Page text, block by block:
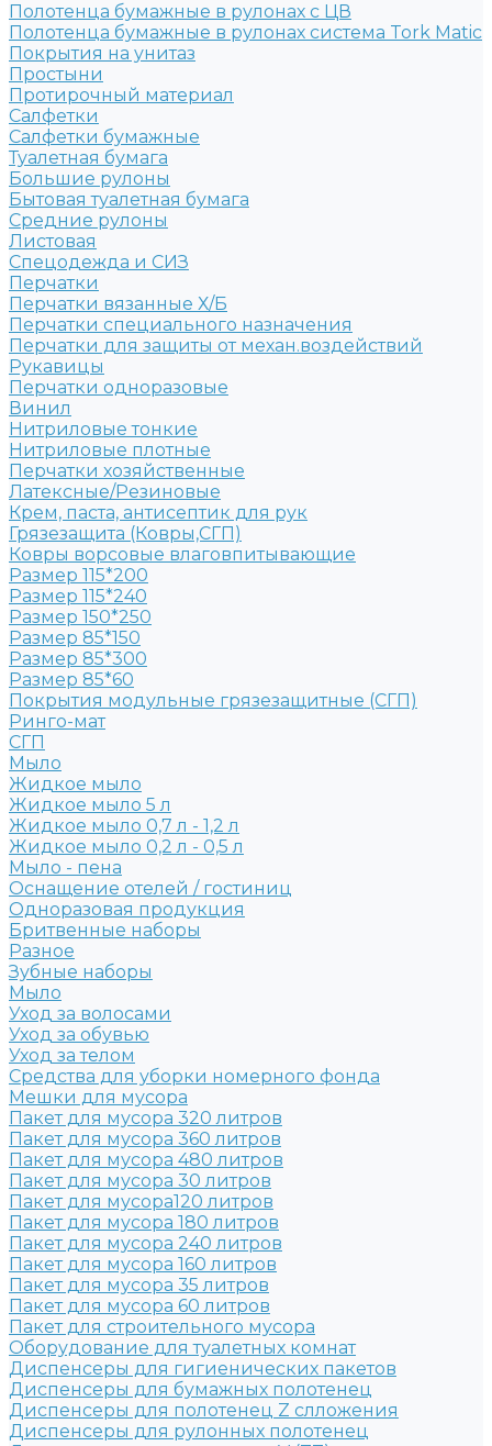
Полотенца бумажные в рулонах с ЦВ
Полотенца бумажные в рулонах система Tork Matic
Покрытия на унитаз
Простыни
Протирочный материал
Салфетки
Салфетки бумажные
Туалетная бумага
Большие рулоны
Бытовая туалетная бумага
Средние рулоны
Листовая
Спецодежда и СИЗ
Перчатки
Перчатки вязанные Х/Б
Перчатки специального назначения
Перчатки для защиты от механ.воздействий
Рукавицы
Перчатки одноразовые
Винил
Нитриловые тонкие
Нитриловые плотные
Перчатки хозяйственные
Латексные/Резиновые
Крем, паста, антисептик для рук
Грязезащита (Ковры,СГП)
Ковры ворсовые влаговпитывающие
Размер 115*200
Размер 115*240
Размер 150*250
Размер 85*150
Размер 85*300
Размер 85*60
Покрытия модульные грязезащитные (СГП)
Ринго-мат
СГП
Мыло
Жидкое мыло
Жидкое мыло 5 л
Жидкое мыло 0,7 л - 1,2 л
Жидкое мыло 0,2 л - 0,5 л
Мыло - пена
Оснащение отелей / гостиниц
Одноразовая продукция
Бритвенные наборы
Разное
Зубные наборы
Мыло
Уход за волосами
Уход за обувью
Уход за телом
Средства для уборки номерного фонда
Мешки для мусора
Пакет для мусора 320 литров
Пакет для мусора 360 литров
Пакет для мусора 480 литров
Пакет для мусора 30 литров
Пакет для мусора120 литров
Пакет для мусора 180 литров
Пакет для мусора 240 литров
Пакет для мусора 160 литров
Пакет для мусора 35 литров
Пакет для мусора 60 литров
Пакет для строительного мусора
Оборудование для туалетных комнат
Диспенсеры для гигиенических пакетов
Диспенсеры для бумажных полотенец
Диспенсеры для полотенец Z слложения
Диспенсеры для рулонных полотенец